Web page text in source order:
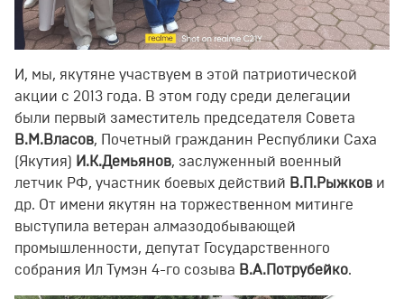
И, мы, якутяне участвуем в этой патриотической
акции с 2013 года. В этом году среди делегации
были первый заместитель председателя Совета
В.М.Власов, Почетный гражданин Республики Саха
(Якутия) И.К.Демьянов, заслуженный военный
летчик РФ, участник боевых действий В.П.Рыжков и
др. От имени якутян на торжественном митинге
выступила ветеран алмазодобывающей
промышленности, депутат Государственного
собрания Ил Тумэн 4-го созыва В.А.Потрубейко.